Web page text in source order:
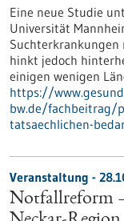
Eine neue Studie
Universität
Suchterkrankungen
hinkt jedoch
einigen wenigen
https://
bw.de/fachbeitrag/
tatsaechlichen-
Veranstaltung -
Notfallreform